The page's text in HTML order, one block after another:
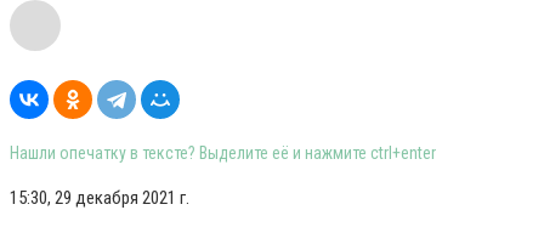
Нашли опечатку в тексте? Выделите её и нажмите ctrl+enter
15:30, 29 декабря 2021 г.